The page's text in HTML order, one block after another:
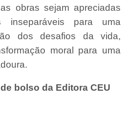
obras sejam apreciadas
inseparáveis para uma
dos desafios da vida,
moral para uma
bolso da Editora CEU